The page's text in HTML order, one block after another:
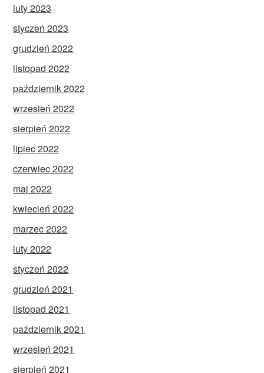
luty 2023
styczeń 2023
grudzień 2022
listopad 2022
październik 2022
wrzesień 2022
sierpień 2022
lipiec 2022
czerwiec 2022
maj 2022
kwiecień 2022
marzec 2022
luty 2022
styczeń 2022
grudzień 2021
listopad 2021
październik 2021
wrzesień 2021
sierpień 2021